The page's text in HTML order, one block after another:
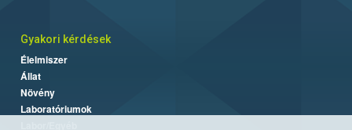
Gyakori kérdések
Élelmiszer
Állat
Növény
Laboratóriumok